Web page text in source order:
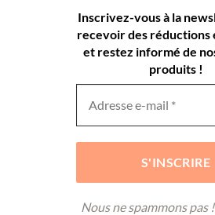
Inscrivez-vous à la
recevoir des réductions
et restez informé de
produits !
Nous ne spammons pas